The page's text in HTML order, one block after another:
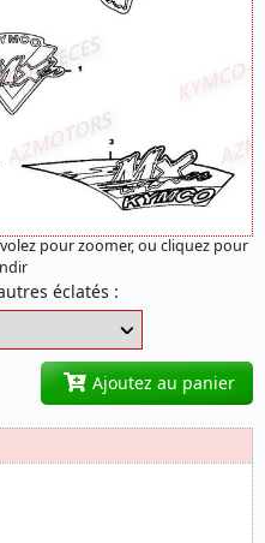
pour zoomer, ou cliquez pour
éclatés :
Ajoutez au panier